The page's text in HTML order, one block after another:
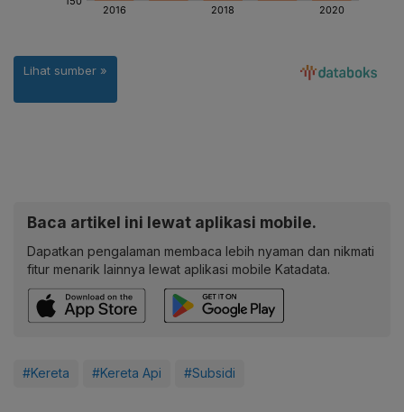
Baca artikel ini lewat aplikasi mobile.
Dapatkan pengalaman membaca lebih nyaman dan nikmati
fitur menarik lainnya lewat aplikasi mobile Katadata.
#Kereta #Kereta Api #Subsidi